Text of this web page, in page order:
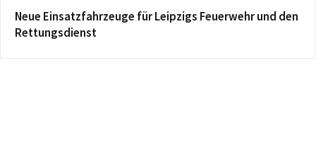
Neue Einsatzfahrzeuge für Leipzigs Feuerwehr und den
Rettungsdienst